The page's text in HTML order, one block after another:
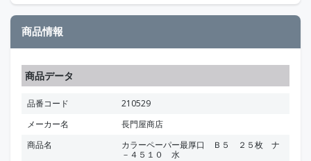
商品情報
商品データ
品番コード
210529
メーカー名
長門屋商店
商品名
カラーペーパー最厚口 Ｂ５ ２５枚 ナ
－４５１０ 水